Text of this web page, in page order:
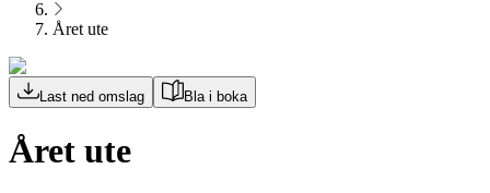
Året ute
Last ned omslag Bla i boka
Året ute